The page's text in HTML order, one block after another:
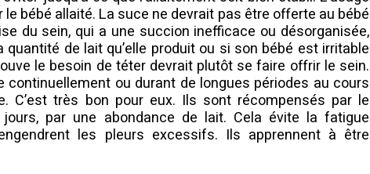
bébé allaité. La suce ne devrait pas être offerte au bébé
du sein, qui a une succion inefficace ou désorganisée,
quantité de lait qu’elle produit ou si son bébé est irritable
le besoin de téter devrait plutôt se faire offrir le sein.
continuellement ou durant de longues périodes au cours
C’est très bon pour eux. Ils sont récompensés par le
par une abondance de lait. Cela évite la fatigue
les pleurs excessifs. Ils apprennent à être